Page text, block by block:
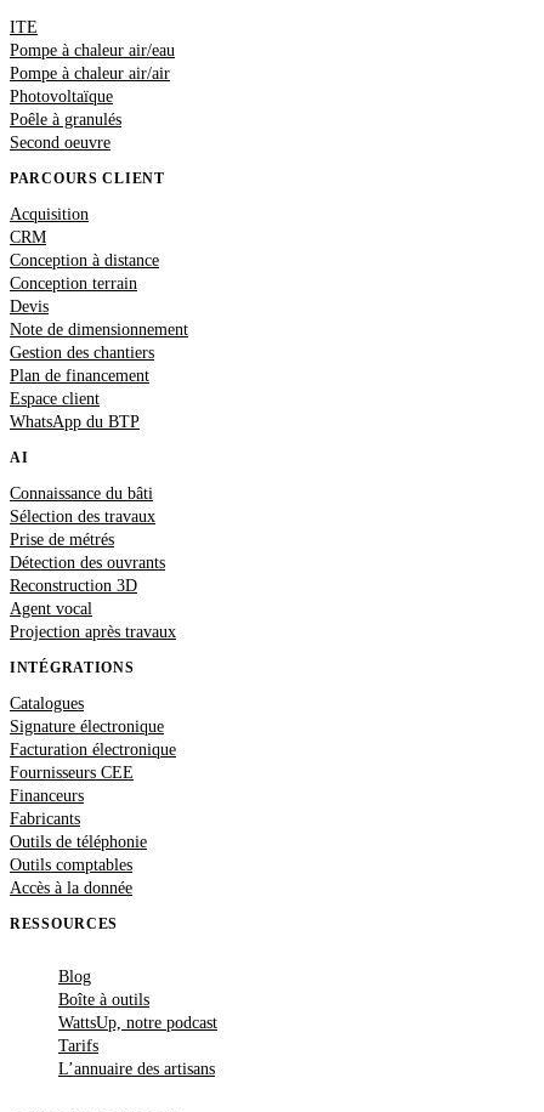
ITE
Pompe à chaleur air/eau
Pompe à chaleur air/air
Photovoltaïque
Poêle à granulés
Second oeuvre
PARCOURS CLIENT
Acquisition
CRM
Conception à distance
Conception terrain
Devis
Note de dimensionnement
Gestion des chantiers
Plan de financement
Espace client
WhatsApp du BTP
AI
Connaissance du bâti
Sélection des travaux
Prise de métrés
Détection des ouvrants
Reconstruction 3D
Agent vocal
Projection après travaux
INTÉGRATIONS
Catalogues
Signature électronique
Facturation électronique
Fournisseurs CEE
Financeurs
Fabricants
Outils de téléphonie
Outils comptables
Accès à la donnée
RESSOURCES
Blog
Boîte à outils
WattsUp, notre podcast
Tarifs
L’annuaire des artisans